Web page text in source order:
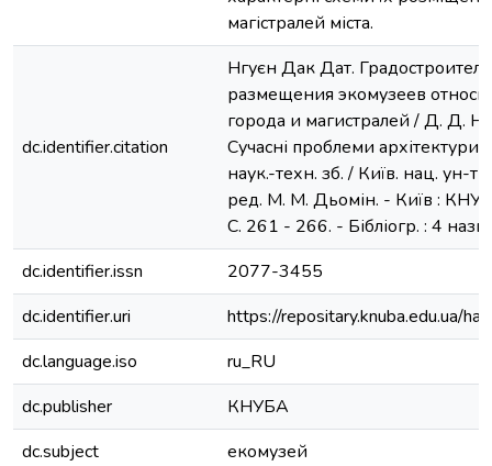
магістралей міста.
dc.identifier.citation
Нгуєн Дак Дат.
размещения экомузеев
города и магистралей / Д. Д.
Сучасні проблеми архітектури
наук.-техн. зб. / Київ. нац. ун-т
ред. М. М. Дьомін. - Київ :
С. 261 - 266. - Бібліогр. : 4
dc.identifier.issn
2077-3455
dc.identifier.uri
https://repositary.knuba.edu.ua/
dc.language.iso
ru_RU
dc.publisher
КНУБА
dc.subject
екомузей